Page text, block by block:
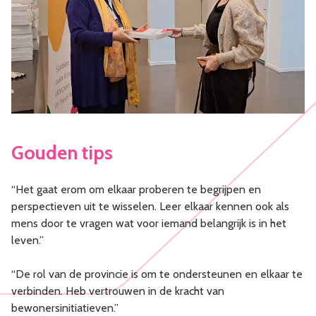
Gouden tips
“Het gaat erom om elkaar proberen te begrijpen en
perspectieven uit te wisselen. Leer elkaar kennen ook als
mens door te vragen wat voor iemand belangrijk is in het
leven.”
“De rol van de provincie is om te ondersteunen en elkaar te
verbinden. Heb vertrouwen in de kracht van
bewonersinitiatieven.”